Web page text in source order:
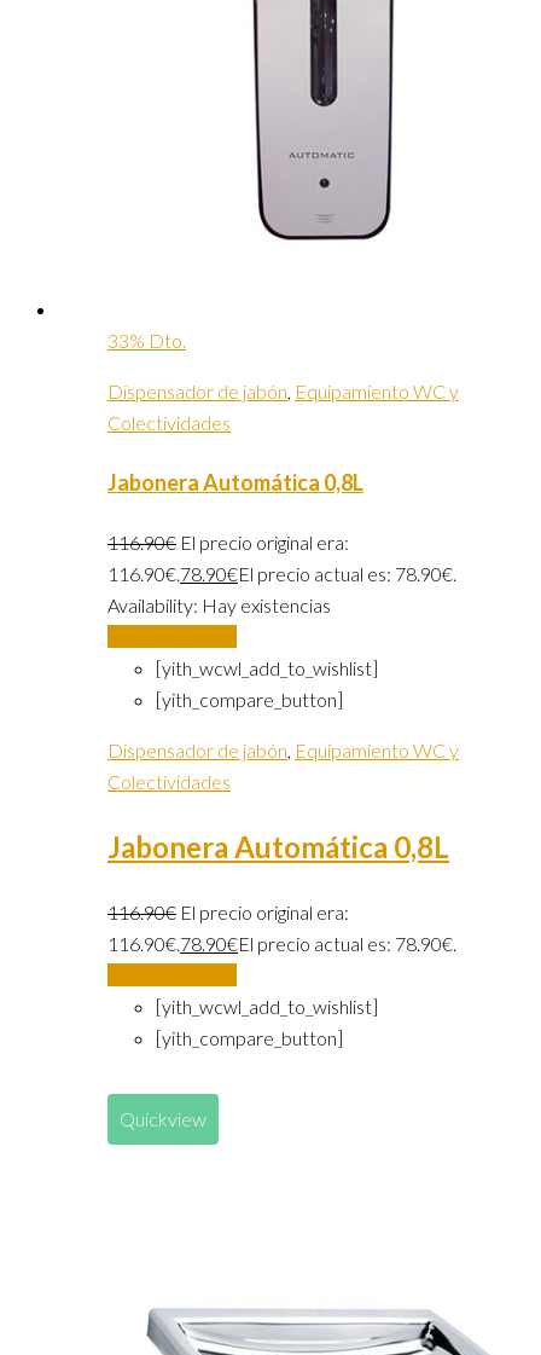
33% Dto.
Dispensador de jabón, Equipamiento WC y
Colectividades
Jabonera Automática 0,8L
116.90€ El precio original era:
116.90€.78.90€El precio actual es: 78.90€.
Availability: Hay existencias
[yith_wcwl_add_to_wishlist]
[yith_compare_button]
Dispensador de jabón, Equipamiento WC y
Colectividades
Jabonera Automática 0,8L
116.90€ El precio original era:
116.90€.78.90€El precio actual es: 78.90€.
[yith_wcwl_add_to_wishlist]
[yith_compare_button]
Quickview